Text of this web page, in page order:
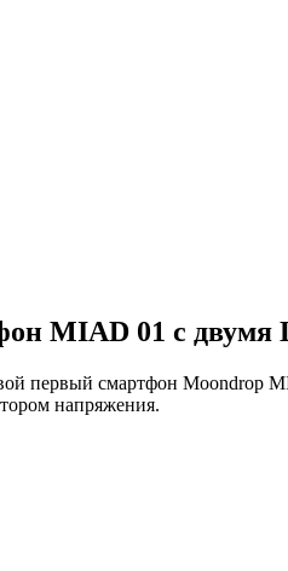
MIAD 01 с
первый смартфон Moondrop
напряжения.